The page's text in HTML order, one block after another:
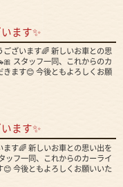
ます✨
ございます🌈 新しいお車との思
スタッフ一同、これからのカ
きます😊 今後ともよろしくお願
ます✨
ます🌈 新しいお車との思い出を
ッフ一同、これからのカーライ
今後ともよろしくお願いいた